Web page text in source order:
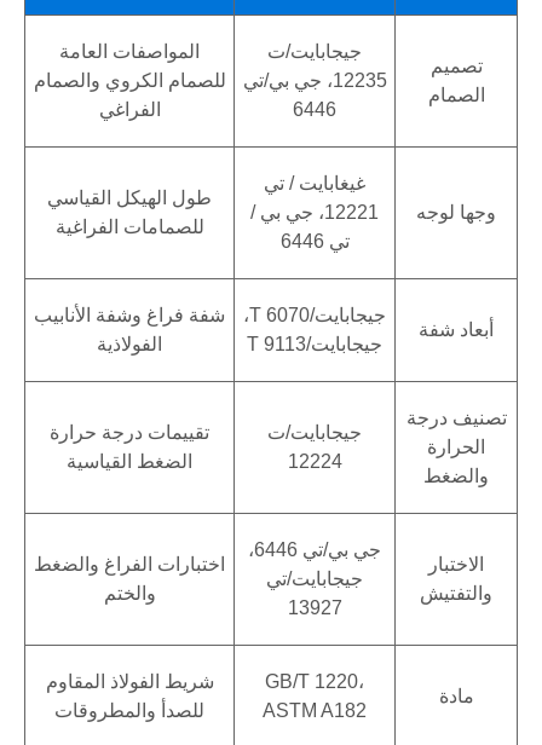
تصميم
الصمام
جيجابايت/ت
12235، جي بي/تي
6446
المواصفات العامة
للصمام الكروي والصمام
الفراغي
وجها لوجه
غيغابايت / تي
12221، جي بي /
تي 6446
طول الهيكل القياسي
للصمامات الفراغية
أبعاد شفة
جيجابايت/T 6070،
جيجابايت/T 9113
شفة فراغ وشفة الأنابيب
الفولاذية
تصنيف درجة
الحرارة
والضغط
جيجابايت/ت
12224
تقييمات درجة حرارة
الضغط القياسية
الاختبار
والتفتيش
جي بي/تي 6446،
جيجابايت/تي
13927
اختبارات الفراغ والضغط
والختم
مادة
GB/T 1220،
ASTM A182
شريط الفولاذ المقاوم
للصدأ والمطروقات